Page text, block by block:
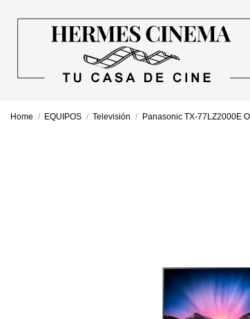
Home EQUIPOS Televisión Panasonic TX-77LZ2000E